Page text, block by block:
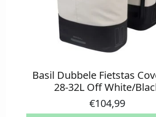
Basil Dubbele Fietstas
28-32L Off White/
€104,99